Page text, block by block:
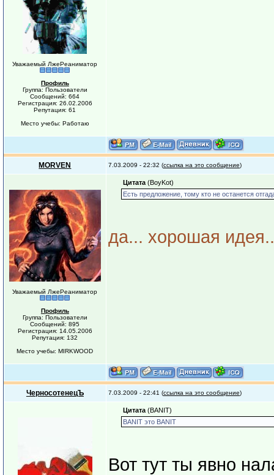
Уважаемый ЛжеРеаниматор
Профиль
Группа: Пользователи
Сообщений: 664
Регистрация: 26.02.2006
Репутация: 61
Место учебы: Работаю
MORVEN 7.03.2009 - 22:32 (ссылка на это сообщение)
Уважаемый ЛжеРеаниматор
Профиль
Группа: Пользователи
Сообщений: 895
Регистрация: 14.05.2006
Репутация: 132
Место учебы: MIRKWOOD
Цитата(BoyKot)
Есть предложение, тому кто не останется
да... хорошая
ЧерносотенецЪ 7.03.2009 - 22:41 (ссылка на это сообщение)
Цитата(BANIT)
BANIT это BANIT
Вот тут ты явно